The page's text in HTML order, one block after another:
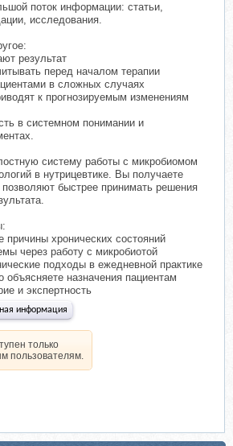
поток информации: статьи,
исследования.
результат
перед началом терапии
в сложных случаях
к прогнозируемым изменениям
в системном понимании и
систему работы с микробиомом
в нутрицевтике. Вы получаете
быстрее принимать решения
хронических состояний
через работу с микробиотой
подходы в ежедневной практике
объясняете назначения пациентам
и экспертность
информация
только
пользователям.